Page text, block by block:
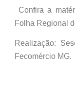
Confira a
Folha Regional
Realização:
Fecomércio MG.